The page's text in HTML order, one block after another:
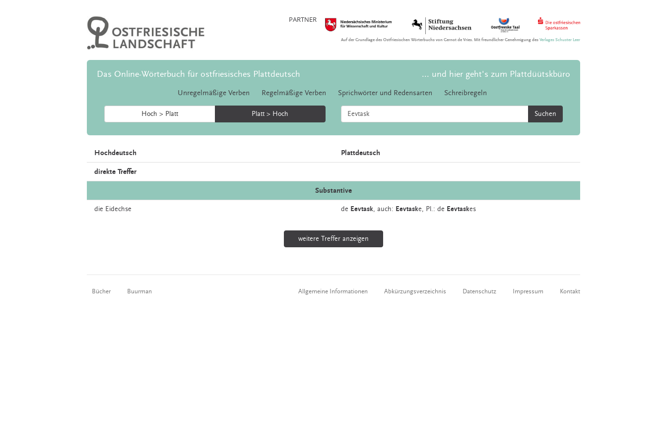
PARTNER
Auf der Grundlage des Ostfriesischen Wörterbuchs von Gernot de Vries. Mit freundlicher Genehmigung desVerlages Schuster Leer
Das Online-Wörterbuch für ostfriesisches Plattdeutsch ... und hier geht's zum Plattdüütskbüro
Unregelmäßige Verben Regelmäßige Verben Sprichwörter und Redensarten Schreibregeln
Hoch > Platt Platt > Hoch Suchen
Hochdeutsch Plattdeutsch
direkte Treffer
Substantive
die Eidechse de Eevtask, auch: Eevtaske, Pl.: de Eevtaskes
weitere Treffer anzeigen
Bücher Buurman Allgemeine Informationen Abkürzungsverzeichnis Datenschutz Impressum Kontakt